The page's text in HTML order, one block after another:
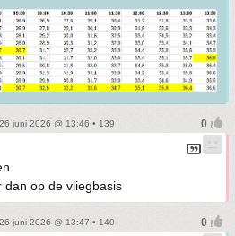
juni 2026 @ 13:46 • 139
dan op de vliegbasis
juni 2026 @ 13:47 • 140